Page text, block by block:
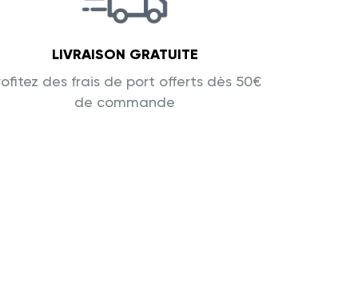
LIVRAISON GRATUITE
des frais de port offerts dès 50€
de commande